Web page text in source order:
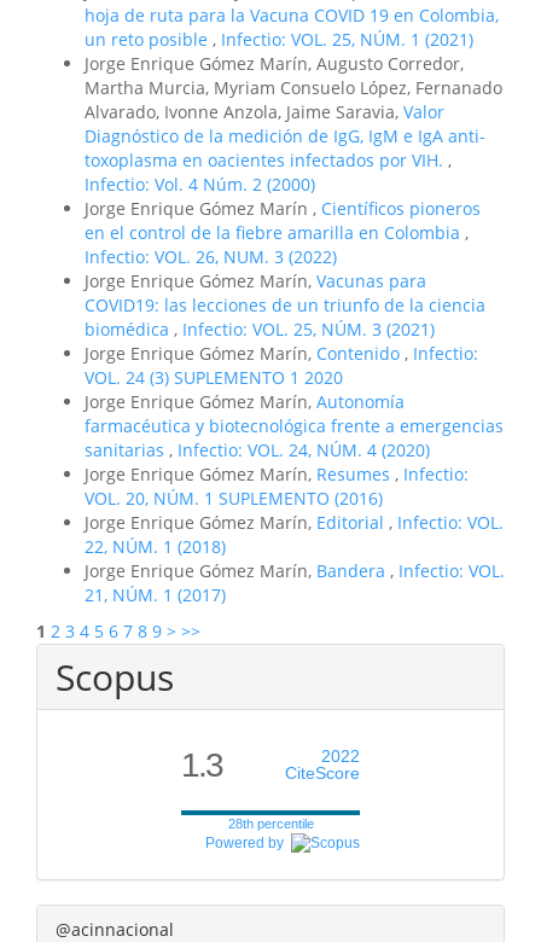
hoja de ruta para la Vacuna COVID 19 en Colombia,
un reto posible , Infectio: VOL. 25, NÚM. 1 (2021)
Jorge Enrique Gómez Marín, Augusto Corredor,
Martha Murcia, Myriam Consuelo López, Fernanado
Alvarado, Ivonne Anzola, Jaime Saravia, Valor
Diagnóstico de la medición de IgG, IgM e IgA anti-
toxoplasma en oacientes infectados por VIH. ,
Infectio: Vol. 4 Núm. 2 (2000)
Jorge Enrique Gómez Marín , Científicos pioneros
en el control de la fiebre amarilla en Colombia ,
Infectio: VOL. 26, NUM. 3 (2022)
Jorge Enrique Gómez Marín, Vacunas para
COVID19: las lecciones de un triunfo de la ciencia
biomédica , Infectio: VOL. 25, NÚM. 3 (2021)
Jorge Enrique Gómez Marín, Contenido , Infectio:
VOL. 24 (3) SUPLEMENTO 1 2020
Jorge Enrique Gómez Marín, Autonomía
farmacéutica y biotecnológica frente a emergencias
sanitarias , Infectio: VOL. 24, NÚM. 4 (2020)
Jorge Enrique Gómez Marín, Resumes , Infectio:
VOL. 20, NÚM. 1 SUPLEMENTO (2016)
Jorge Enrique Gómez Marín, Editorial , Infectio: VOL.
22, NÚM. 1 (2018)
Jorge Enrique Gómez Marín, Bandera , Infectio: VOL.
21, NÚM. 1 (2017)
1 2 3 4 5 6 7 8 9 > >>
Scopus
1.3
2022
CiteScore
28th percentile
Powered by
@acinnacional